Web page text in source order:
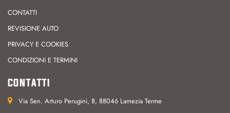
CONTATTI
REVISIONE AUTO
PRIVACY E COOKIES
CONDIZIONI E TERMINI
CONTATTI
Via Sen. Arturo Perugini, 8, 88046 Lamezia Terme